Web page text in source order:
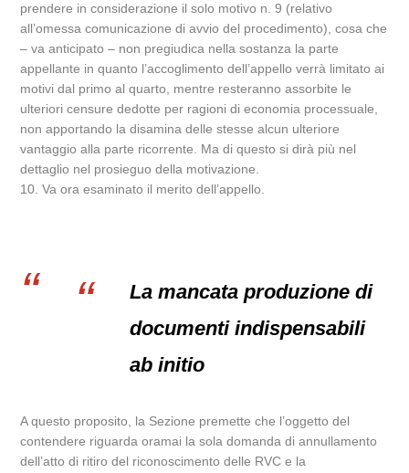
prendere in considerazione il solo motivo n. 9 (relativo
all’omessa comunicazione di avvio del procedimento), cosa che
– va anticipato – non pregiudica nella sostanza la parte
appellante in quanto l’accoglimento dell’appello verrà limitato ai
motivi dal primo al quarto, mentre resteranno assorbite le
ulteriori censure dedotte per ragioni di economia processuale,
non apportando la disamina delle stesse alcun ulteriore
vantaggio alla parte ricorrente. Ma di questo si dirà più nel
dettaglio nel prosieguo della motivazione.
10. Va ora esaminato il merito dell’appello.
La mancata produzione di
documenti indispensabili
ab initio
A questo proposito, la Sezione premette che l’oggetto del
contendere riguarda oramai la sola domanda di annullamento
dell’atto di ritiro del riconoscimento delle RVC e la